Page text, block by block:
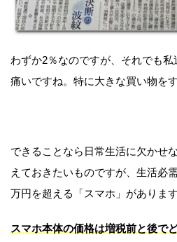
わずか2％なのですが、それでも
痛いですね。特に大きな買い物を
できることなら日常生活に欠かせ
えておきたいものですが、生活必
万円を超える「スマホ」があります
スマホ本体の価格は増税前と後で